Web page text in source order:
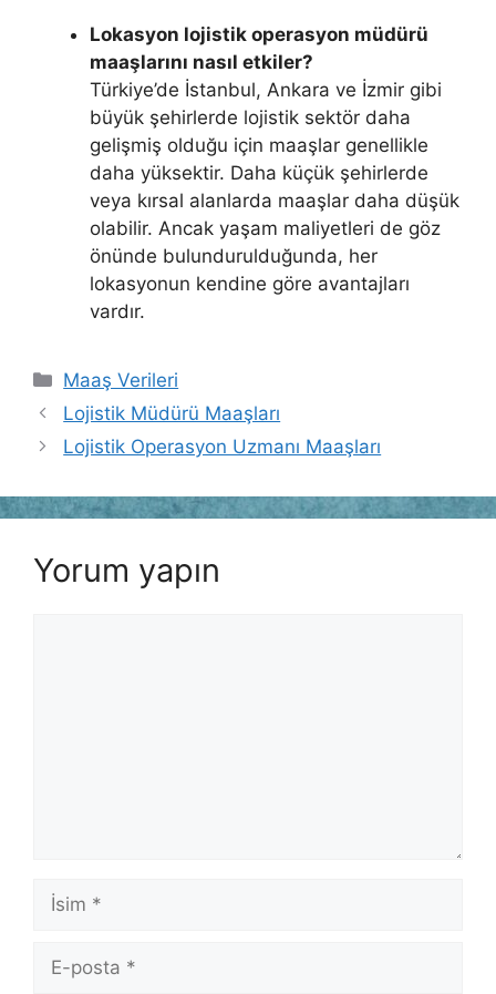
Lokasyon lojistik operasyon müdürü
maaşlarını nasıl etkiler?
Türkiye’de İstanbul, Ankara ve İzmir gibi
büyük şehirlerde lojistik sektör daha
gelişmiş olduğu için maaşlar genellikle
daha yüksektir. Daha küçük şehirlerde
veya kırsal alanlarda maaşlar daha düşük
olabilir. Ancak yaşam maliyetleri de göz
önünde bulundurulduğunda, her
lokasyonun kendine göre avantajları
vardır.
Kategoriler
Maaş Verileri
Lojistik Müdürü Maaşları
Lojistik Operasyon Uzmanı Maaşları
Yorum yapın
İsim
posta